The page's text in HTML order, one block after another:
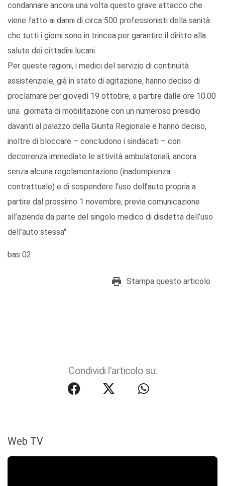
condannare ancora una volta questo grave attacco che
viene fatto ai danni di circa 500 professionisti della sanità
che tutti i giorni sono in trincea per garantire il diritto alla
salute dei cittadini lucani.
Per queste ragioni, i medici del servizio di continuità
assistenziale, già in stato di agitazione, hanno deciso di
proclamare per giovedì 19 ottobre, a partire dalle ore 10.00
una giornata di mobilitazione con un numeroso presidio
davanti al palazzo della Giunta Regionale e hanno deciso,
inoltre di bloccare – concludono i sindacati – con
decorrenza immediate le attività ambulatoriali, ancora
senza alcuna regolamentazione (inadempienza
contrattuale) e di sospendere l’uso dell’auto propria a
partire dal prossimo 1 novembre, previa comunicazione
all’azienda da parte del singolo medico di disdetta dell’uso
dell’auto stessa".
bas 02
Stampa questo articolo
Condividi l'articolo su:
Web TV